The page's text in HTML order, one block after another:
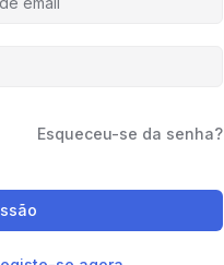
Esqueceu-se da senha?